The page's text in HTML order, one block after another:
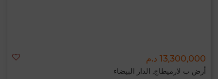
13,300,000 د.م
أرض ب لارميطاج, الدار البيضاء